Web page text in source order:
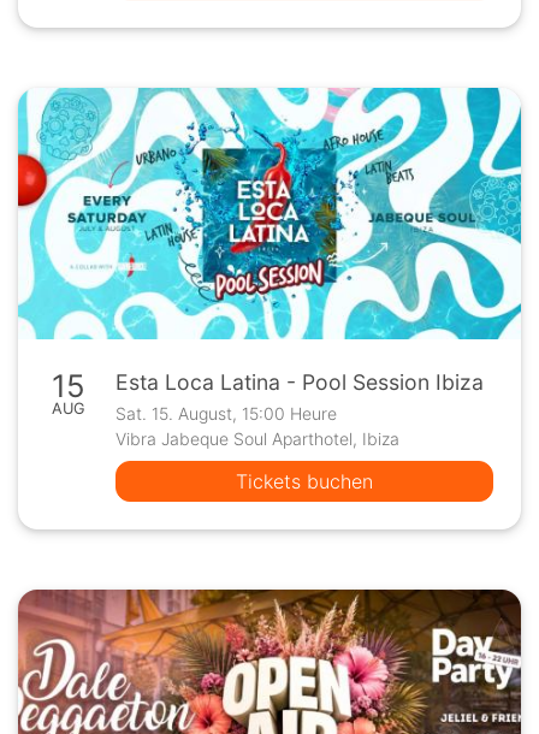
15
AUG
Esta Loca Latina - Pool Session Ibiza
Sat. 15. August, 15:00 Heure
Vibra Jabeque Soul Aparthotel, Ibiza
Tickets buchen